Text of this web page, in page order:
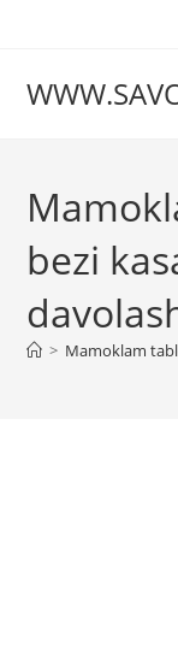
bezi
> Mamoklam